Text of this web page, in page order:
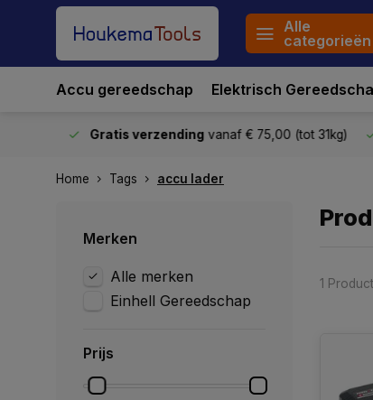
Alle
categorieën
Accu gereedschap Elektrisch
Gratis verzendingvanaf € 75,00 (tot 31kg)
Home Tags accu lader
Merken
Alle merken
Einhell Gereedschap
Prijs
1